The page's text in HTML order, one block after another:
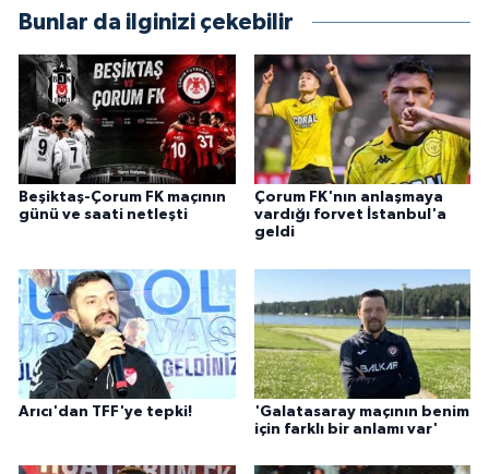
Bunlar da ilginizi çekebilir
Beşiktaş-Çorum FK maçının
günü ve saati netleşti
Çorum FK'nın anlaşmaya
vardığı forvet İstanbul'a
geldi
Arıcı'dan TFF'ye tepki!
'Galatasaray maçının benim
için farklı bir anlamı var'